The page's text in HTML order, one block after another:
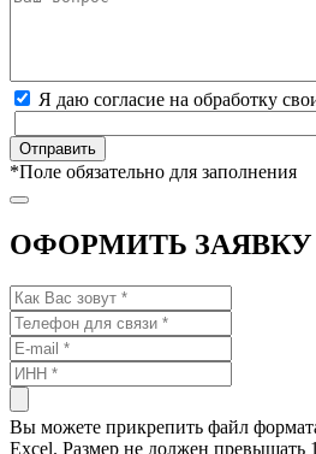
Я даю согласие на обработку
*Поле обязательно для заполнения
ОФОРМИТЬ ЗАЯВКУ
Вы можете прикрепить файл
Excel. Размер не должен превышать